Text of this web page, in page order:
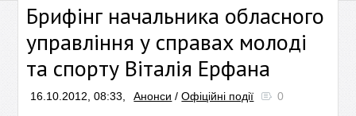
Брифінг начальника обласного
управління у справах молоді
та спорту Віталія Ерфана
16.10.2012, 08:33, Анонси /Офіційні події 0